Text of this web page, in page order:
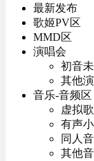
最新发布
歌姬PV区
MMD区
演唱会
初音
其他
音乐-音频区
虚拟
有声
同人
其他